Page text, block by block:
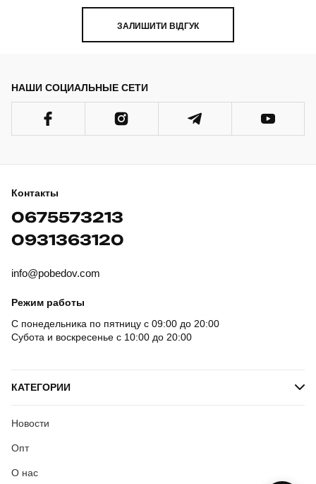
ЗАЛИШИТИ ВІДГУК
НАШИ СОЦИАЛЬНЫЕ СЕТИ
Контакты
0675573213
0931363120
info@pobedov.com
Режим работы
С понедельника по пятницу с 09:00 до 20:00
Субота и воскресенье с 10:00 до 20:00
КАТЕГОРИИ
Новости
Опт
О нас